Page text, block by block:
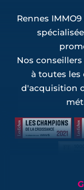
Rennes
Nos
à toutes les
d'acquisition